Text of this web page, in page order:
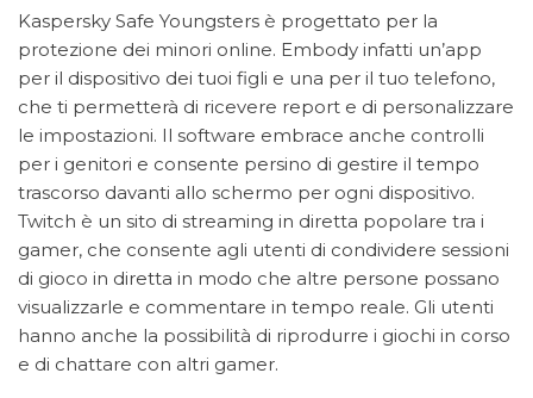
Kaspersky Safe Youngsters è progettato per la
protezione dei minori online. Embody infatti un’app
per il dispositivo dei tuoi figli e una per il tuo telefono,
che ti permetterà di ricevere report e di personalizzare
le impostazioni. Il software embrace anche controlli
per i genitori e consente persino di gestire il tempo
trascorso davanti allo schermo per ogni dispositivo.
Twitch è un sito di streaming in diretta popolare tra i
gamer, che consente agli utenti di condividere sessioni
di gioco in diretta in modo che altre persone possano
visualizzarle e commentare in tempo reale. Gli utenti
hanno anche la possibilità di riprodurre i giochi in corso
e di chattare con altri gamer.